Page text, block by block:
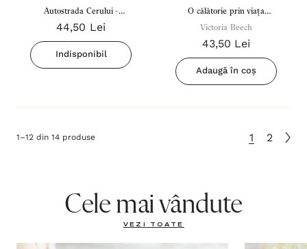
Autostrada Cerului -
Manual+Caiet
44,50 Lei
Indisponibil
O călătorie prin viața
Domnului Isus
Victoria Beech
43,50 Lei
Adaugă în coș
1–12 din 14 produse 1 2
Cele mai vândute
VEZI TOATE